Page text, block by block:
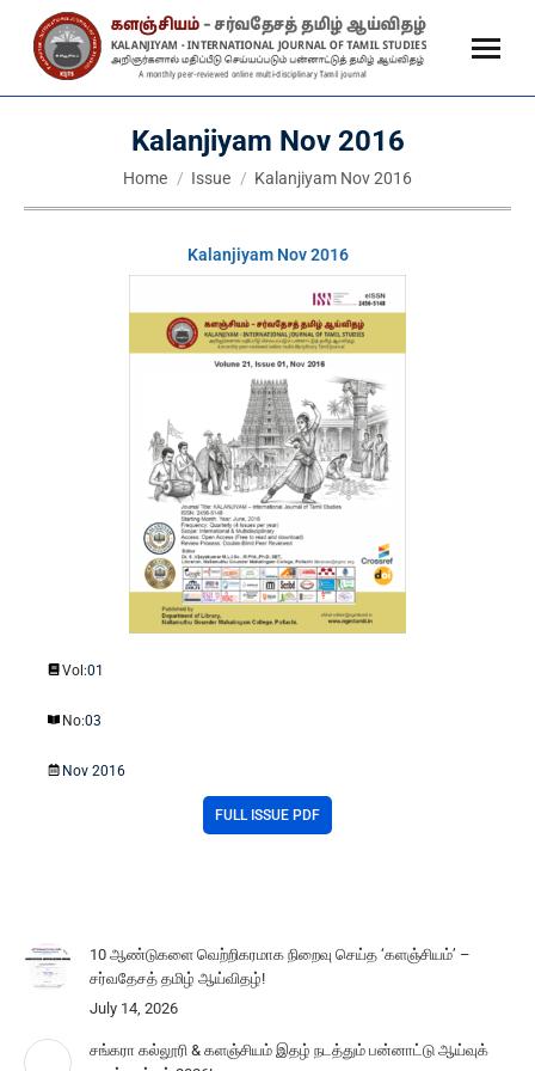
Kalanjiyam Nov 2016
You are here:
Home Issue Kalanjiyam Nov 2016
Kalanjiyam Nov 2016
Vol:01
No:03
Nov 2016
FULL ISSUE PDF
10 ஆண்டுகளை வெற்றிகரமாக நிறைவு செய்த ‘களஞ்சியம்’ –
சர்வதேசத் தமிழ் ஆய்விதழ்!
July 14, 2026
சங்கரா கல்லூரி & களஞ்சியம் இதழ் நடத்தும் பன்னாட்டு ஆய்வுக்